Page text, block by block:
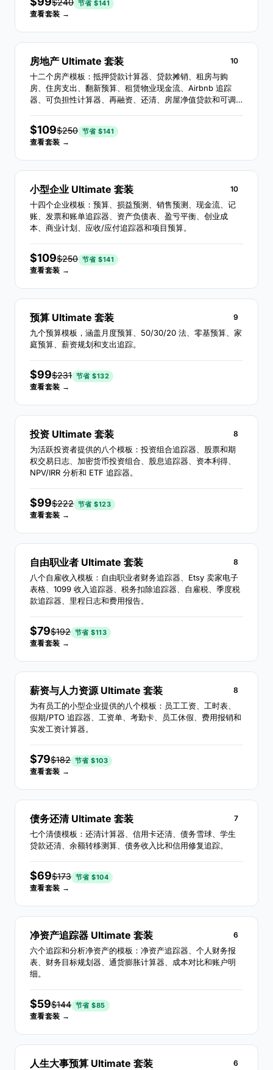
节省 $141
查看套装 →
房地产 Ultimate 套装 10
十二个房产模板：抵押贷款计算器、贷款摊销、租房与购
房、住房支出、翻新预算、租赁物业现金流、Airbnb 追踪
器、可负担性计算器、再融资、还清、房屋净值贷款和可调
$109$250 节省 $141
查看套装 →
小型企业 Ultimate 套装 10
十四个企业模板：预算、损益预测、销售预测、现金流、记
账、发票和账单追踪器、资产负债表、盈亏平衡、创业成
本、商业计划、应收/应付追踪器和项目预算。
$109$250 节省 $141
查看套装 →
预算 Ultimate 套装 9
九个预算模板，涵盖月度预算、50/30/20 法、零基预算、家
庭预算、薪资规划和支出追踪。
$99$231 节省 $132
查看套装 →
投资 Ultimate 套装 8
为活跃投资者提供的八个模板：投资组合追踪器、股票和期
权交易日志、加密货币投资组合、股息追踪器、资本利得、
NPV/IRR 分析和 ETF 追踪器。
$99$222 节省 $123
查看套装 →
自由职业者 Ultimate 套装 8
八个自雇收入模板：自由职业者财务追踪器、Etsy 卖家电子
表格、1099 收入追踪器、税务扣除追踪器、自雇税、季度税
款追踪器、里程日志和费用报告。
$79$192 节省 $113
查看套装 →
薪资与人力资源 Ultimate 套装 8
为有员工的小型企业提供的八个模板：员工工资、工时表、
假期/PTO 追踪器、工资单、考勤卡、员工休假、费用报销和
实发工资计算器。
$79$182 节省 $103
查看套装 →
债务还清 Ultimate 套装 7
七个清债模板：还清计算器、信用卡还清、债务雪球、学生
贷款还清、余额转移测算、债务收入比和信用修复追踪。
$69$173 节省 $104
查看套装 →
净资产追踪器 Ultimate 套装 6
六个追踪和分析净资产的模板：净资产追踪器、个人财务报
表、财务目标规划器、通货膨胀计算器、成本对比和账户明
细。
$59$144 节省 $85
查看套装 →
人生大事预算 Ultimate 套装 6